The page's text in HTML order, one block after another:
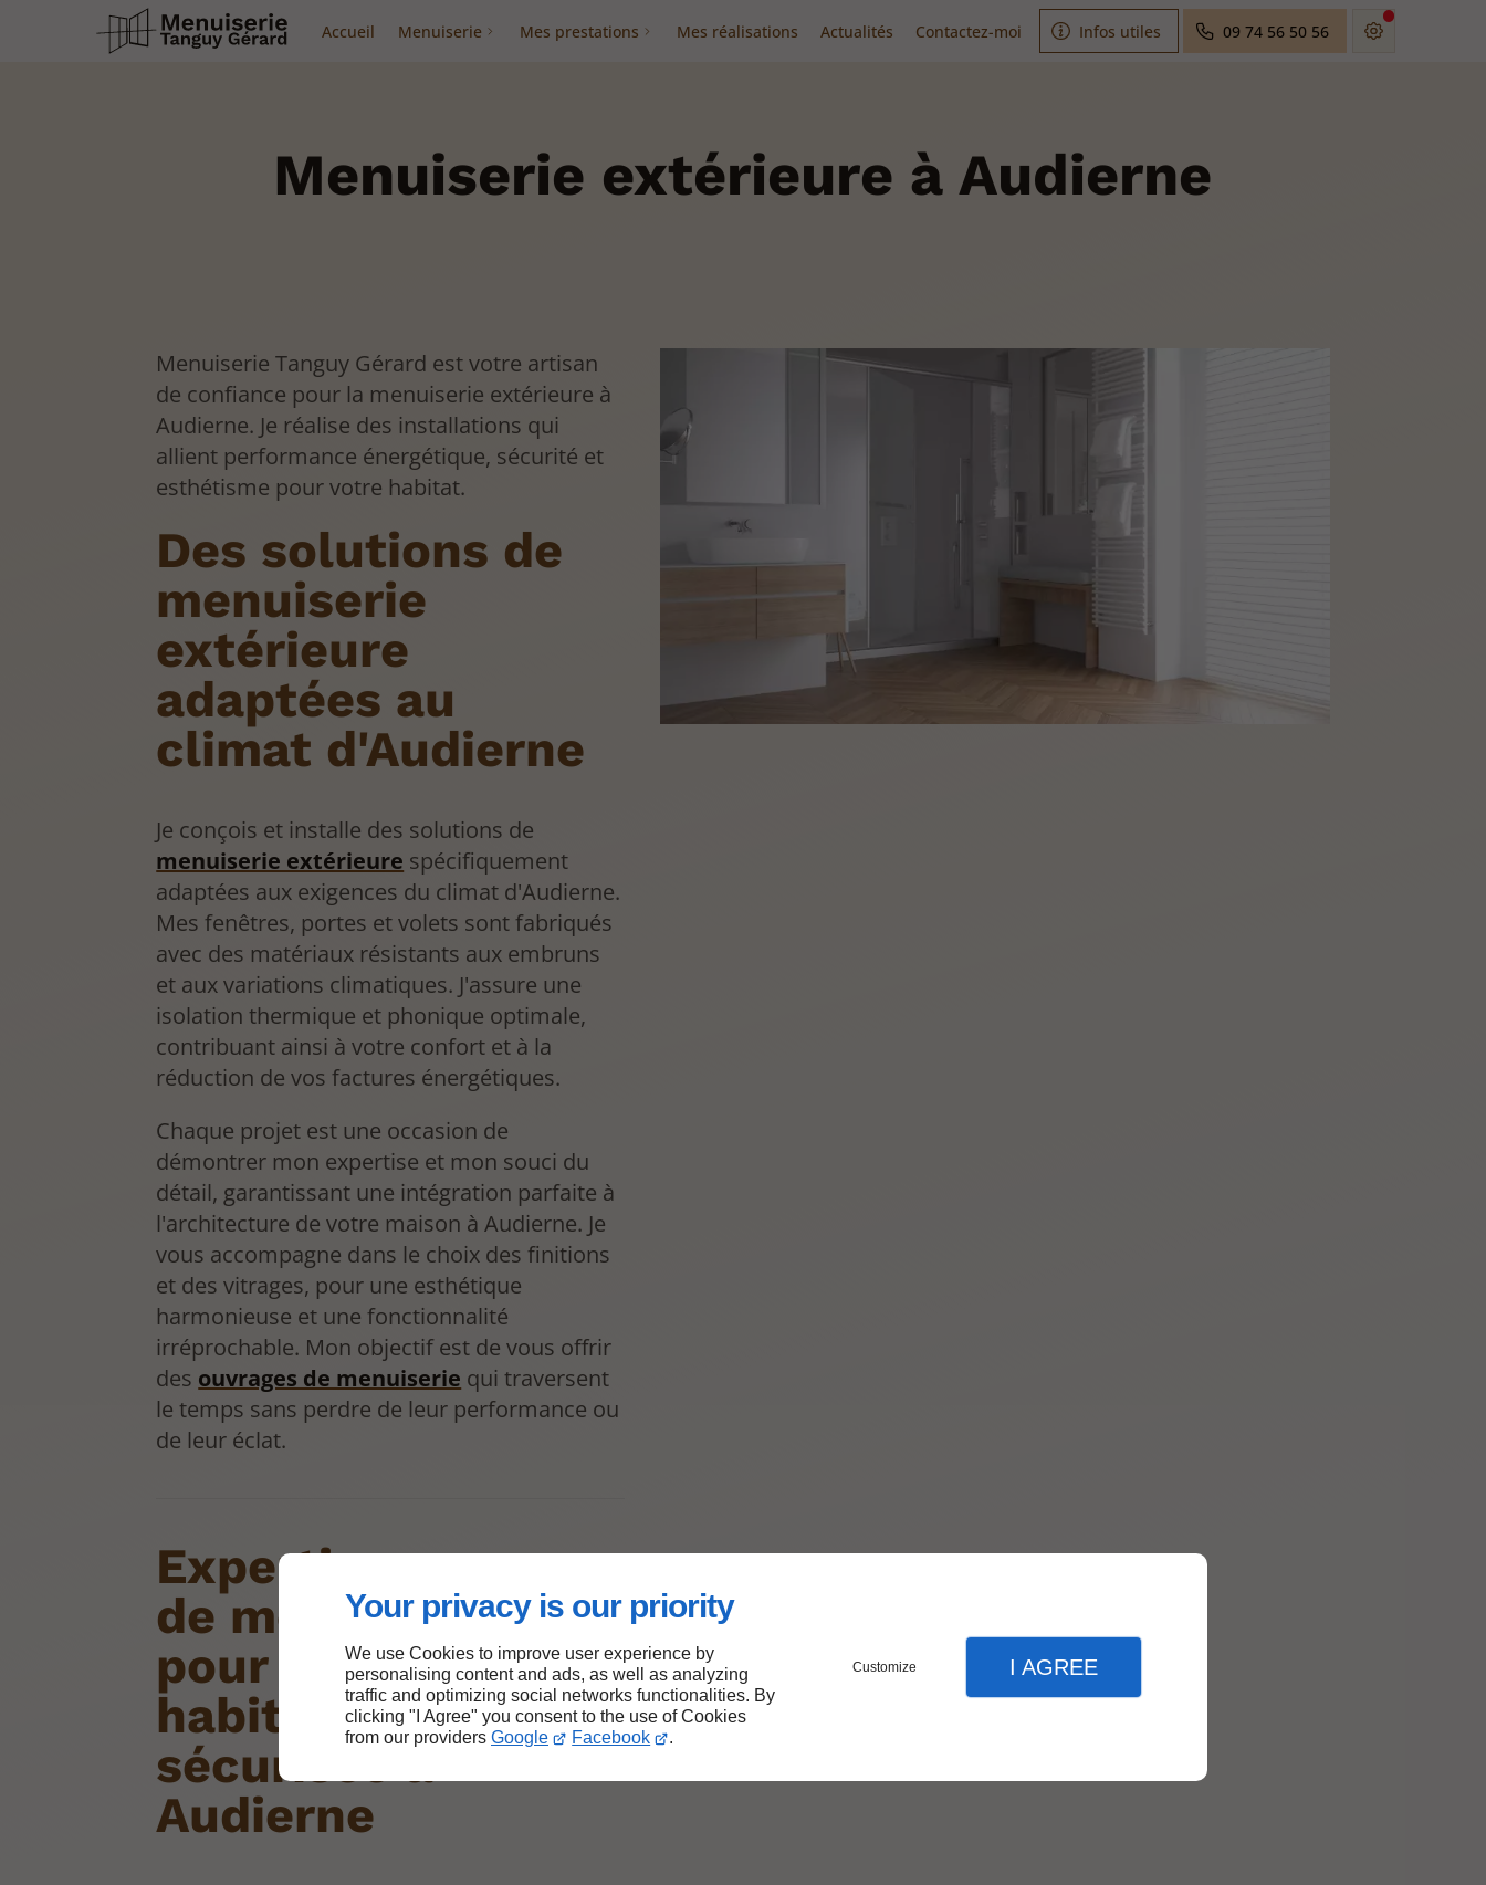
Your privacy is our priority
We use Cookies to improve user experience by
personalising content and ads, as well as analyzing
traffic and optimizing social networks functionalities. By
clicking "I Agree" you consent to the use of Cookies
from our providers Google Facebook .
Customize I AGREE
Accueil Menuiserie Mes prestations Mes réalisations Actualités Contactez-moi Infos utiles 09 74 56 50 56
Menuiserie extérieure à Audierne
Menuiserie Tanguy Gérard est votre artisan
de confiance pour la menuiserie extérieure à
Audierne. Je réalise des installations qui
allient performance énergétique, sécurité et
esthétisme pour votre habitat.
Des solutions de
menuiserie
extérieure
adaptées au
climat d'Audierne
Je conçois et installe des solutions de
menuiserie extérieure spécifiquement
adaptées aux exigences du climat d'Audierne.
Mes fenêtres, portes et volets sont fabriqués
avec des matériaux résistants aux embruns
et aux variations climatiques. J'assure une
isolation thermique et phonique optimale,
contribuant ainsi à votre confort et à la
réduction de vos factures énergétiques.
Chaque projet est une occasion de
démontrer mon expertise et mon souci du
détail, garantissant une intégration parfaite à
l'architecture de votre maison à Audierne. Je
vous accompagne dans le choix des finitions
et des vitrages, pour une esthétique
harmonieuse et une fonctionnalité
irréprochable. Mon objectif est de vous offrir
des ouvrages de menuiserie qui traversent
le temps sans perdre de leur performance ou
de leur éclat.
Expertise en pose
de menuiseries
pour une
habitation
sécurisée à
Audierne